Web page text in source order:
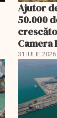
Ajutor
50.000
Camera
aprobat
31 IULIE 2026